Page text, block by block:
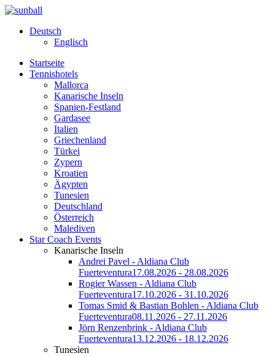
Deutsch
Englisch
Startseite
Tennishotels
Mallorca
Kanarische Inseln
Spanien-Festland
Gardasee
Italien
Griechenland
Türkei
Zypern
Kroatien
Ägypten
Tunesien
Deutschland
Österreich
Malediven
Star Coach Events
Kanarische Inseln
Andrei Pavel - Aldiana Club
Fuerteventura17.08.2026 - 28.08.2026
Rogier Wassen - Aldiana Club
Fuerteventura17.10.2026 - 31.10.2026
Tomas Smid & Bastian Bohlen - Aldiana Club
Fuerteventura08.11.2026 - 27.11.2026
Jörn Renzenbrink - Aldiana Club
Fuerteventura13.12.2026 - 18.12.2026
Tunesien